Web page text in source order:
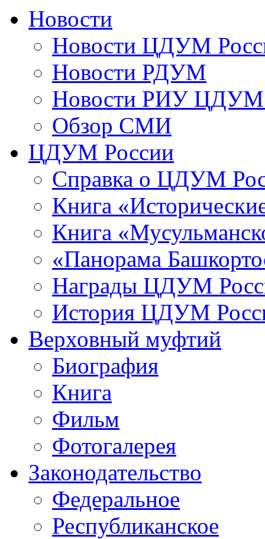
Новости
Новости ЦДУМ
Новости РДУМ
Новости РИУ ЦДУМ
Обзор СМИ
ЦДУМ России
Справка о ЦДУМ
Книга
Книга
«Панорама
Награды ЦДУМ
История ЦДУМ
Верховный муфтий
Биография
Книга
Фильм
Фотогалерея
Законодательство
Федеральное
Республиканское